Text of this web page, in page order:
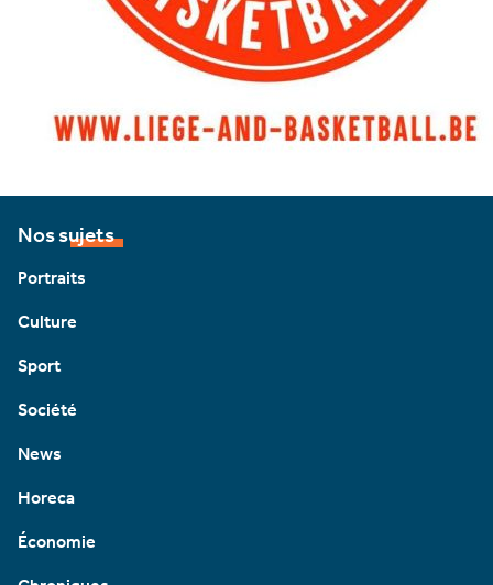
Nos sujets
Portraits
Culture
Sport
Société
News
Horeca
Économie